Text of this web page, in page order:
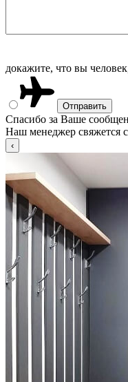
докажите, что вы
Спасибо за Ваше
Наш менеджер свяжется